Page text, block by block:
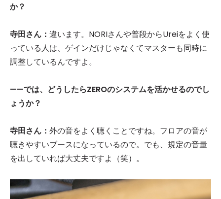
か？
寺田さん： 違います。NORIさんや普段からUreiをよく使
っている人は、ゲインだけじゃなくてマスターも同時に
調整しているんですよ。
——では、どうしたらZEROのシステムを活かせるのでし
ょうか？
寺田さん： 外の音をよく聴くことですね。フロアの音が
聴きやすいブースになっているので。でも、規定の音量
を出していれば大丈夫ですよ（笑）。